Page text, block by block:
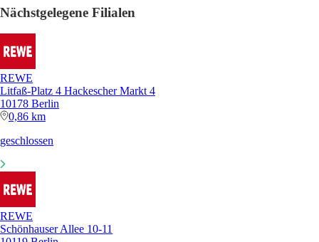
Nächstgelegene Filialen
REWE
Litfaß-Platz 4 Hackescher Markt 4
10178 Berlin
0,86 km
geschlossen
REWE
Schönhauser Allee 10-11